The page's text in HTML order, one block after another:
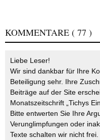
KOMMENTARE ( 77 )
Liebe Leser!
Wir sind dankbar für Ihre
Beteiligung sehr. Ihre
Beiträge auf der Site
Monatszeitschrift „Tichys
Bitte entwerten Sie Ihre
Verunglimpfungen oder
Texte schalten wir nicht